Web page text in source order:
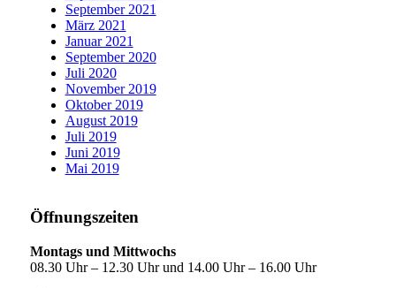
September 2021
März 2021
Januar 2021
September 2020
Juli 2020
November 2019
Oktober 2019
August 2019
Juli 2019
Juni 2019
Mai 2019
Öffnungszeiten
Montags und Mittwochs
08.30 Uhr – 12.30 Uhr und 14.00 Uhr – 16.00 Uhr